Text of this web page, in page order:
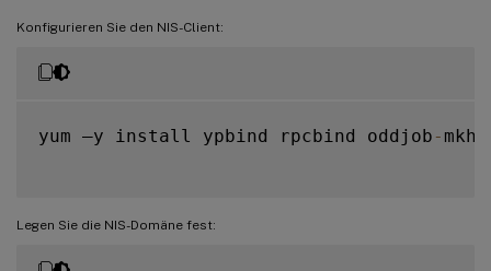
Konfigurieren Sie den NIS-Client:
yum –y install ypbind rpcbind oddjob -
Legen Sie die NIS-Domäne fest: